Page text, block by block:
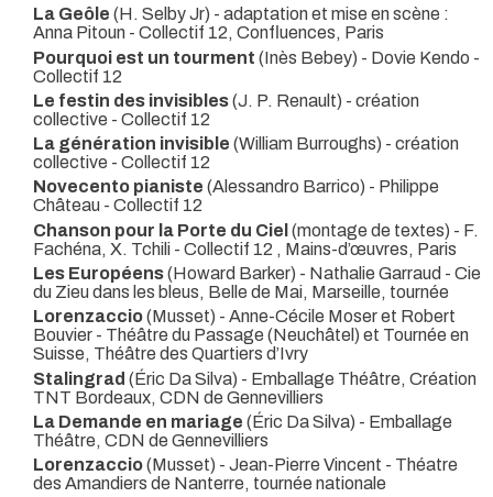
La Geôle (H. Selby Jr) - adaptation et mise en scène :
Anna Pitoun - Collectif 12, Confluences, Paris
Pourquoi est un tourment (Inès Bebey) - Dovie Kendo -
Collectif 12
Le festin des invisibles(J. P. Renault) - création
collective - Collectif 12
La génération invisible (William Burroughs) - création
collective - Collectif 12
Novecento pianiste (Alessandro Barrico) - Philippe
Château - Collectif 12
Chanson pour la Porte du Ciel (montage de textes) - F.
Fachéna, X. Tchili - Collectif 12 , Mains-d’œuvres, Paris
Les Européens(Howard Barker) - Nathalie Garraud - Cie
du Zieu dans les bleus, Belle de Mai, Marseille, tournée
Lorenzaccio(Musset) - Anne-Cécile Moser et Robert
Bouvier - Théâtre du Passage (Neuchâtel) et Tournée en
Suisse, Théâtre des Quartiers d’Ivry
Stalingrad (Éric Da Silva) - Emballage Théâtre, Création
TNT Bordeaux, CDN de Gennevilliers
La Demande en mariage (Éric Da Silva) - Emballage
Théâtre, CDN de Gennevilliers
Lorenzaccio(Musset) - Jean-Pierre Vincent - Théatre
des Amandiers de Nanterre, tournée nationale